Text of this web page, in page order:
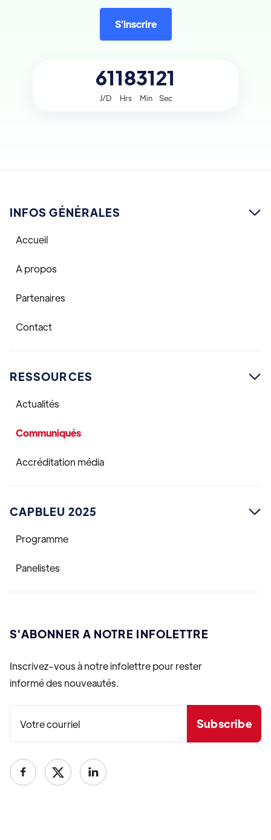
S'inscrire
61
J/D
18
Hrs
31
Min
21
Sec
INFOS GÉNÉRALES 
Accueil
A propos
Partenaires
Contact
RESSOURCES 
Actualités
Communiqués
Accréditation média
CAPBLEU 2025 
Programme
Panelistes
S'ABONNER A NOTRE INFOLETTRE
Inscrivez-vous à notre infolettre pour rester
informé des nouveautés.
 